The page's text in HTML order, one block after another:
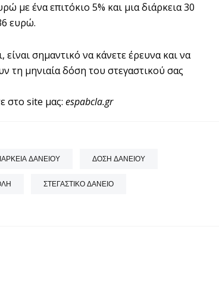
με ένα επιτόκιο 5% και μια διάρκεια 30
ευρώ.
σημαντικό να κάνετε έρευνα και να
τη μηνιαία δόση του στεγαστικού σας
στο site μας: espabcla.gr
ΔΑΝΕΊΟΥ ΔΌΣΗ ΔΑΝΕΊΟΥ
ΣΤΕΓΑΣΤΙΚΌ ΔΆΝΕΙΟ